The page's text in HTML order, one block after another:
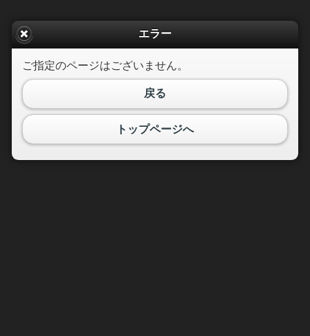
エラー
ご指定のページはございません。
戻る
トップページへ